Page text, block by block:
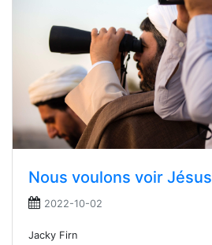
Nous voulons voir Jésus
2022-10-02
Jacky Firn